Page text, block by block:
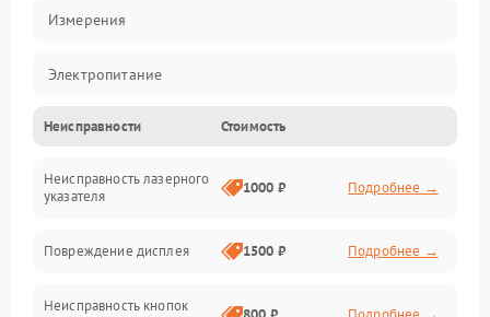
Измерения
Электропитание
Оптика
Индикация
Неисправности Стоимость
Неисправность лазерного
указателя
1000 ₽ Подробнее →
Повреждение дисплея 1500 ₽ Подробнее →
Неисправность кнопок